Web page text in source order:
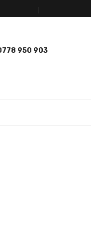
950 903